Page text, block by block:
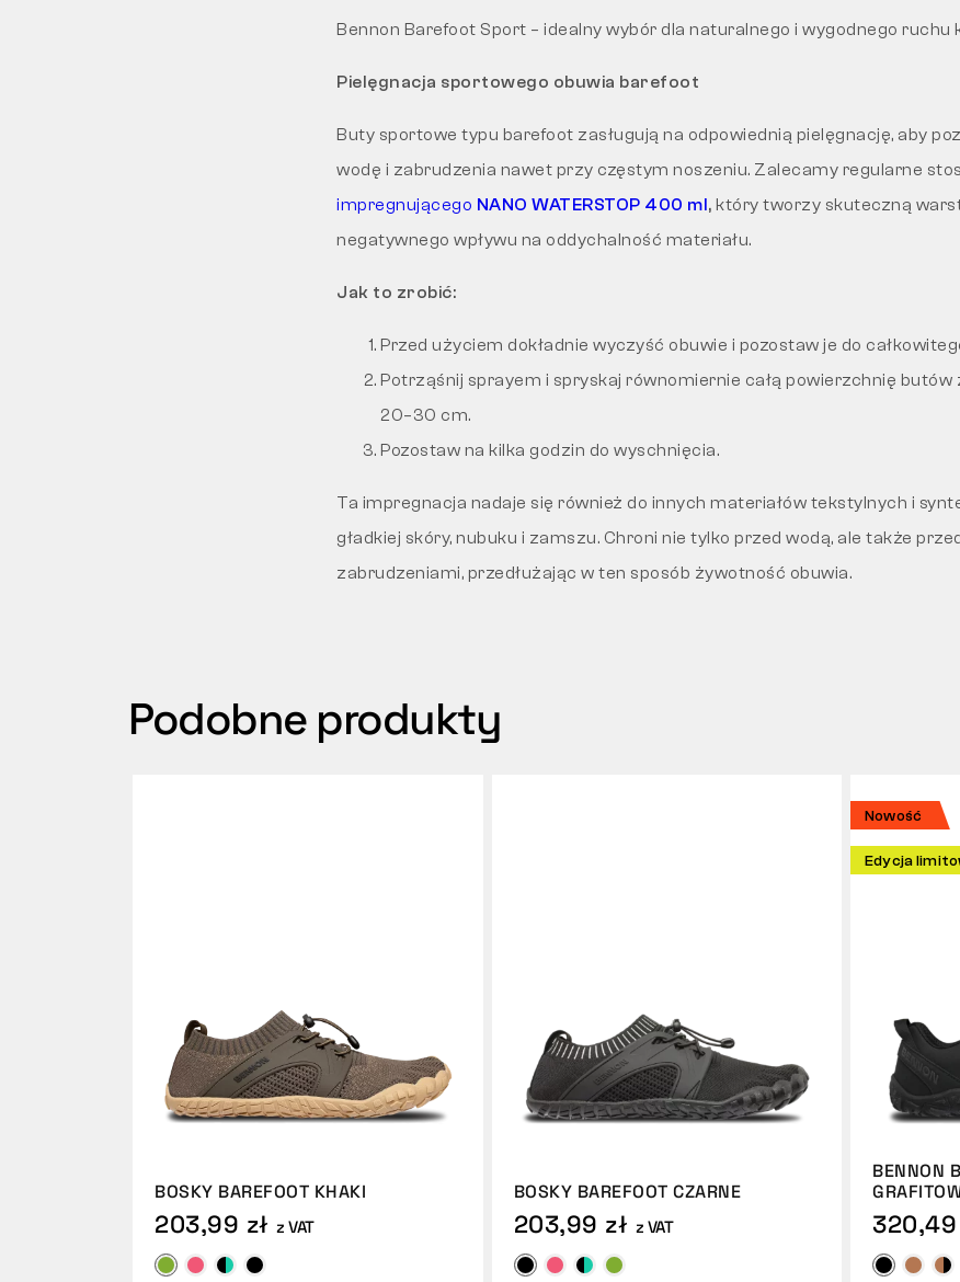
Bennon Barefoot Sport – idealny wybór dla naturalnego i wygodnego ruchu
Pielęgnacja sportowego obuwia barefoot
Buty sportowe typu barefoot zasługują na odpowiednią pielęgnację, aby
wodę i zabrudzenia nawet przy częstym noszeniu. Zalecamy regularne
impregnującego NANO WATERSTOP 400 ml, który tworzy skuteczną
negatywnego wpływu na oddychalność materiału.
Jak to zrobić:
Przed użyciem dokładnie wyczyść obuwie i pozostaw je do
Potrząśnij sprayem i spryskaj równomiernie całą powierzchnię butów
20–30 cm.
Pozostaw na kilka godzin do wyschnięcia.
Ta impregnacja nadaje się również do innych materiałów tekstylnych i
gładkiej skóry, nubuku i zamszu. Chroni nie tylko przed wodą, ale także
zabrudzeniami, przedłużając w ten sposób żywotność obuwia.
Podobne produkty
BOSKY BAREFOOT KHAKI
203,99 zł z VAT
BOSKY BAREFOOT CZARNE
203,99 zł z VAT
Nowość
Edycja
BENNON
320,49